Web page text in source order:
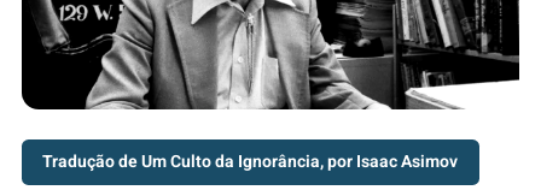
Tradução de Um Culto da Ignorância, por Isaac Asimov